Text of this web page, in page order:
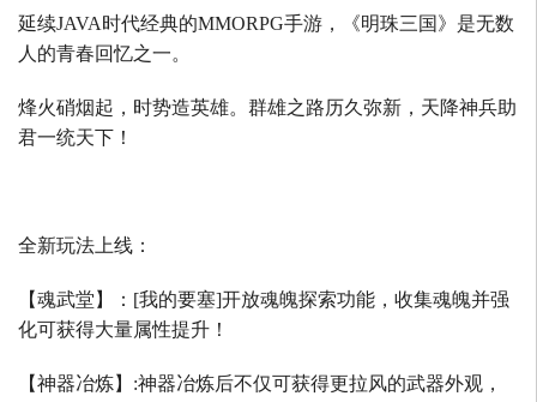
延续JAVA时代经典的MMORPG手游，《明珠三国》是无数
人的青春回忆之一。
烽火硝烟起，时势造英雄。群雄之路历久弥新，天降神兵助
君一统天下！
全新玩法上线：
【魂武堂】： [我的要塞]开放魂魄探索功能，收集魂魄并强
化可获得大量属性提升！
【神器冶炼】 :神器冶炼后不仅可获得更拉风的武器外观，